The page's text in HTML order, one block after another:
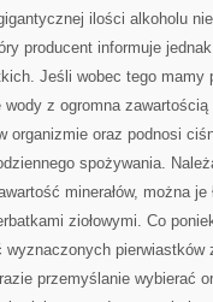
ilości alkoholu
producent informuje
Jeśli wobec tego mamy
z ogromna zawartością
organizmie oraz podnosi
spożywania.
minerałów, można je
ziołowymi. Co
wyznaczonych
przemyślanie wybierać